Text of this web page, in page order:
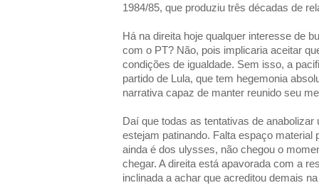
1984/85, que produziu três décadas de
Há na direita hoje qualquer interesse de
com o PT? Não, pois implicaria aceitar
condições de igualdade. Sem isso, a
partido de Lula, que tem hegemonia
narrativa capaz de manter reunido seu
Daí que todas as tentativas de anabolizar
estejam patinando. Falta espaço material
ainda é dos ulysses, não chegou o
chegar. A direita está apavorada com a
inclinada a achar que acreditou demais